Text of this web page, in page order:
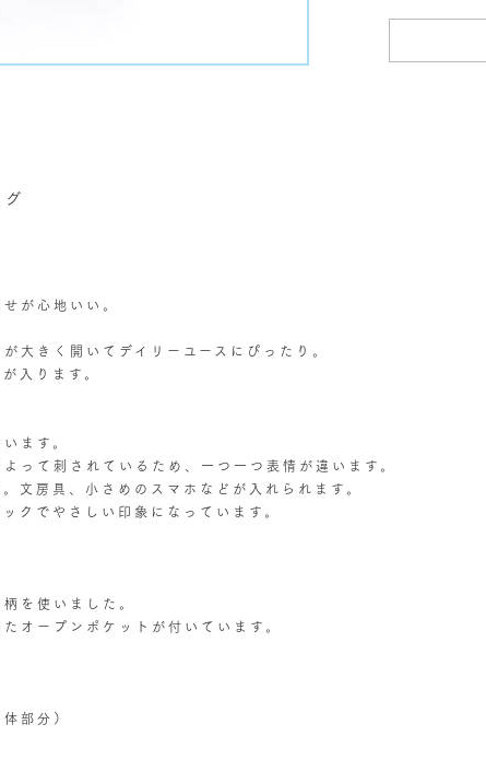
が心地いい。
大きく開いてデイリーユースにぴったり。
入ります。
ます。
よって刺されているため、一つ一つ表情が違います。
房具、小さめのスマホなどが入れられます。
クでやさしい印象になっています。
を使いました。
オープンポケットが付いています。
部分）